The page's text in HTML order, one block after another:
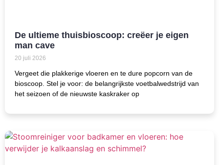
De ultieme thuisbioscoop: creëer je eigen
man cave
20 juli 2026
Vergeet die plakkerige vloeren en te dure popcorn van de
bioscoop. Stel je voor: de belangrijkste voetbalwedstrijd van
het seizoen of de nieuwste kaskraker op